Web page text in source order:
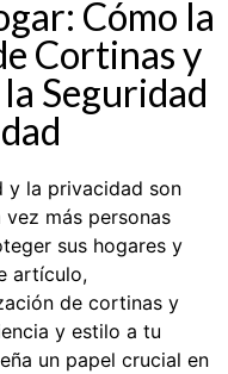
Cómo la
Cortinas y
Seguridad
y la privacidad son
más personas
sus hogares y
artículo,
de cortinas y
y estilo a tu
un papel crucial en